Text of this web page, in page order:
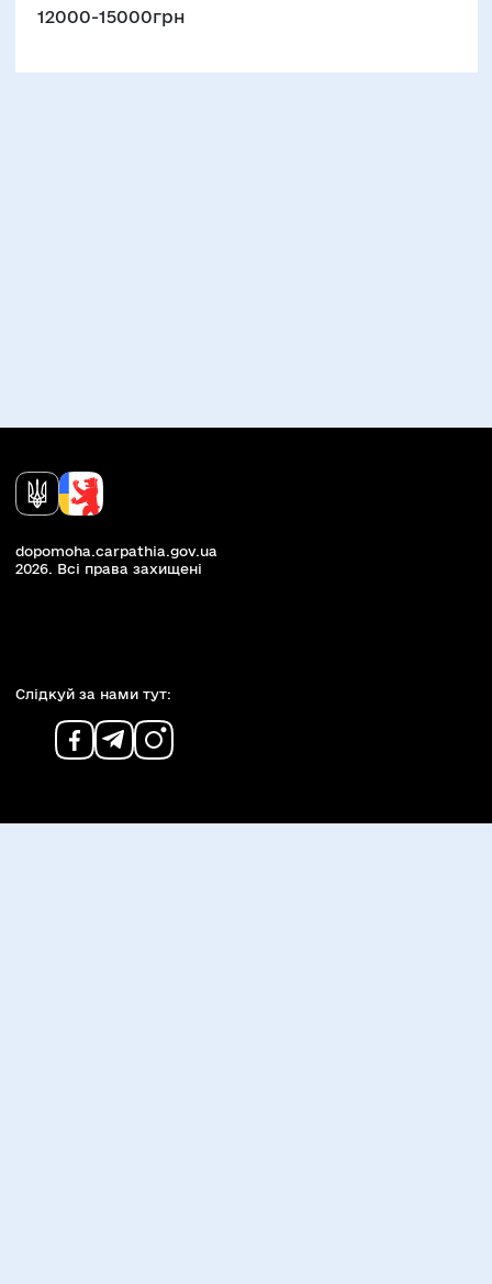
12000-15000грн
dopomoha.carpathia.gov.ua
2026. Всi права захищенi
Слiдкуй за нами тут: